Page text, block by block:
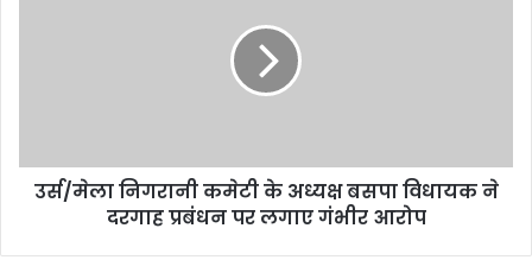
उर्स/मेला निगरानी कमेटी के अध्यक्ष बसपा विधायक ने
दरगाह प्रबंधन पर लगाए गंभीर आरोप